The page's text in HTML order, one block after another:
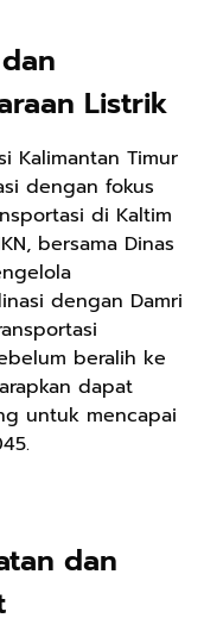
Listrik
Kalimantan Timur
dengan fokus
di Kaltim
bersama Dinas
dengan Damri
beralih ke
dapat
untuk mencapai
dan